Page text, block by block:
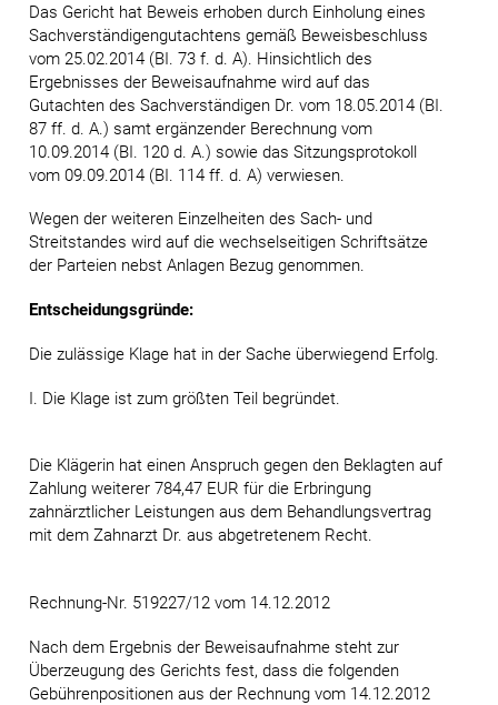
Das Gericht hat Beweis erhoben durch Einholung eines
Sachverständigengutachtens gemäß Beweisbeschluss
vom 25.02.2014 (BI. 73 f. d. A). Hinsichtlich des
Ergebnisses der Beweisaufnahme wird auf das
Gutachten des Sachverständigen Dr. vom 18.05.2014 (BI.
87 ff. d. A.) samt ergänzender Berechnung vom
10.09.2014 (BI. 120 d. A.) sowie das Sitzungsprotokoll
vom 09.09.2014 (BI. 114 ff. d. A) verwiesen.
Wegen der weiteren Einzelheiten des Sach- und
Streitstandes wird auf die wechselseitigen Schriftsätze
der Parteien nebst Anlagen Bezug genommen.
Entscheidungsgründe:
Die zulässige Klage hat in der Sache überwiegend Erfolg.
I. Die Klage ist zum größten Teil begründet.
Die Klägerin hat einen Anspruch gegen den Beklagten auf
Zahlung weiterer 784,47 EUR für die Erbringung
zahnärztlicher Leistungen aus dem Behandlungsvertrag
mit dem Zahnarzt Dr. aus abgetretenem Recht.
Rechnung-Nr. 519227/12 vom 14.12.2012
Nach dem Ergebnis der Beweisaufnahme steht zur
Überzeugung des Gerichts fest, dass die folgenden
Gebührenpositionen aus der Rechnung vom 14.12.2012